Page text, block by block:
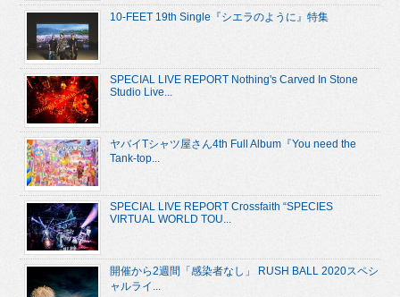
10-FEET 19th Single『シエラのように』特集
SPECIAL LIVE REPORT Nothing's Carved In Stone
Studio Live...
ヤバイTシャツ屋さん4th Full Album『You need the
Tank-top...
SPECIAL LIVE REPORT Crossfaith “SPECIES
VIRTUAL WORLD TOU...
開催から2週間「感染者なし」 RUSH BALL 2020スペシ
ャルライ...